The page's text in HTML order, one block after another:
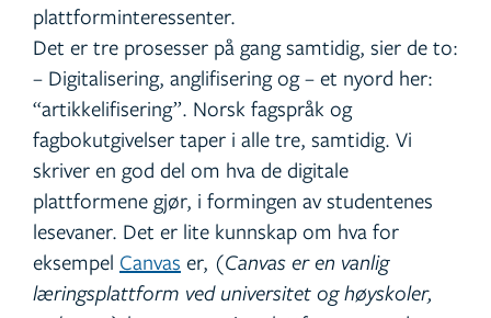
plattforminteressenter.
Det er tre prosesser på gang samtidig, sier de to:
– Digitalisering, anglifisering og – et nyord her:
“artikkelifisering”. Norsk fagspråk og
fagbokutgivelser taper i alle tre, samtidig. Vi
skriver en god del om hva de digitale
plattformene gjør, i formingen av studentenes
lesevaner. Det er lite kunnskap om hva for
eksempel Canvas er, (Canvas er en vanlig
læringsplattform ved universitet og høyskoler,